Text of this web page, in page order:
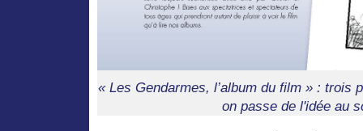
« Les Gendarmes, l’album du film » : trois
on passe de l'idée au